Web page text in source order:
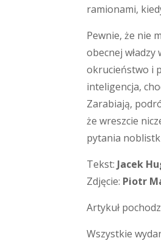
ramionami,
Pewnie, że nie
obecnej
okrucieństwo i
inteligencja,
Zarabiają,
że wreszcie
pytania
Tekst: Jacek
Zdjęcie: Piotr
Artykuł
Wszystkie